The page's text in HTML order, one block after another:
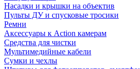
Насадки и крышки на объектив
Пульты ДУ и спусковые тросики
Ремни
Аксессуары к Action камерам
Средства для чистки
Мультимедийные кабели
Сумки и чехлы